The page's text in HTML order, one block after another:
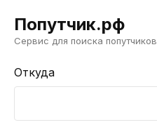
Попутчик.рф
Сервис для поиска попутчиков
Откуда